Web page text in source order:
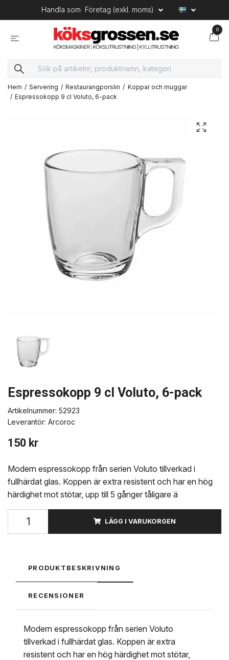
Handla som Företag (exkl. moms)
0
Hem Servering Restaurangporslin
Koppar och muggar
Espressokopp 9 cl Voluto, 6-pack
Espressokopp 9 cl Voluto, 6-pack
Artikelnummer: 52923
Leverantör: Arcoroc
150 kr
Modern espressokopp från serien Voluto tillverkad i
fullhärdat glas. Koppen är extra resistent och har en hög
härdighet mot stötar, upp till 5 gånger tåligare ä
LÄGG I VARUKORGEN
PRODUKTBESKRIVNING
RECENSIONER
Modern espressokopp från serien Voluto
tillverkad i fullhärdat glas. Koppen är extra
resistent och har en hög härdighet mot stötar,